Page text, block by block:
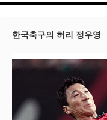
한국축구의 허리 정우영